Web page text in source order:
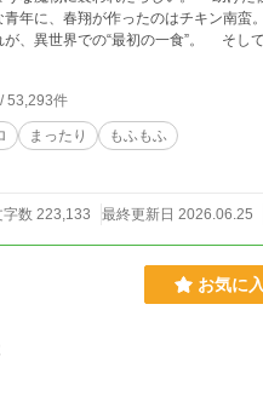
53,293件
まったり
もふもふ
字数 223,133 最終更新日 2026.06.25
お気に